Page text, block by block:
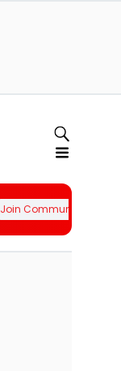
Join Community